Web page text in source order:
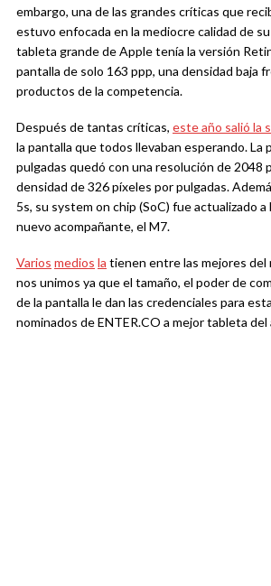
embargo, una de las grandes críticas que
estuvo enfocada en la mediocre calidad de
tableta grande de Apple tenía la versión
pantalla de solo 163 ppp, una densidad baja
productos de la competencia.
Después de tantas críticas, este año salió la
la pantalla que todos llevaban esperando. La
pulgadas quedó con una resolución de 2048
densidad de 326 píxeles por pulgadas.
5s, su system on chip (SoC) fue actualizado
nuevo acompañante, el M7.
Varios medios la tienen entre las mejores del
nos unimos ya que el tamaño, el poder de
de la pantalla le dan las credenciales para
nominados de ENTER.CO a mejor tableta del